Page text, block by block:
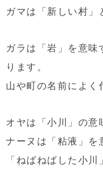
ガマは「新しい村」
ガラは「岩」を意
ります。
山や町の名前によく
オヤは「小川」の意
ナーヌは「粘液」を
「ねばねばした小